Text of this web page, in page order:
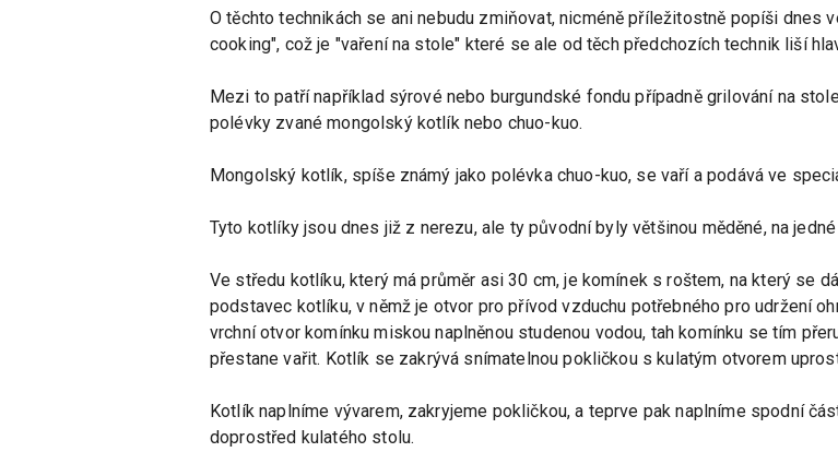
O těchto technikách se ani nebudu zmiňovat, nicméně příležitostně popíši dnes
cooking", což je "vaření na stole" které se ale od těch předchozích technik liší
Mezi to patří například sýrové nebo burgundské fondu případně grilování na
polévky zvané mongolský kotlík nebo chuo-kuo.
Mongolský kotlík, spíše známý jako polévka chuo-kuo, se vaří a podává ve
Tyto kotlíky jsou dnes již z nerezu, ale ty původní byly většinou měděné, na
Ve středu kotlíku, který má průměr asi 30 cm, je komínek s roštem, na který se
podstavec kotlíku, v němž je otvor pro přívod vzduchu potřebného pro udržení
vrchní otvor komínku miskou naplněnou studenou vodou, tah komínku se tím
přestane vařit. Kotlík se zakrývá snímatelnou pokličkou s kulatým otvorem
Kotlík naplníme vývarem, zakryjeme pokličkou, a teprve pak naplníme spodní
doprostřed kulatého stolu.